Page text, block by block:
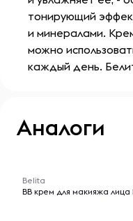
тонирующий
и минералами.
можно
каждый день.
Аналоги
Belita
BВ крем для макияжа лица